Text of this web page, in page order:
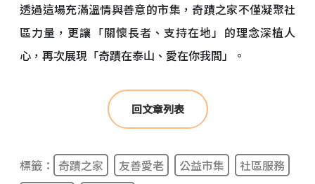
透過這場充滿溫情與善意的市集，奇蹟之家不僅凝聚社
區力量，更讓「關懷長者、支持在地」的理念深植人
心，再次展現「奇蹟在泰山、愛在你我間」。
回文章列表
標籤： 奇蹟之家 友善愛老 公益市集
社區服務